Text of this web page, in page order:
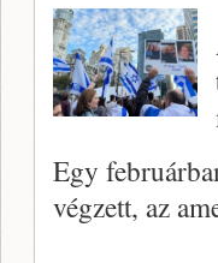
Egy
végzett, az